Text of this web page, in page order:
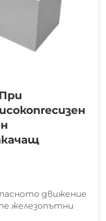
движение
железопътни